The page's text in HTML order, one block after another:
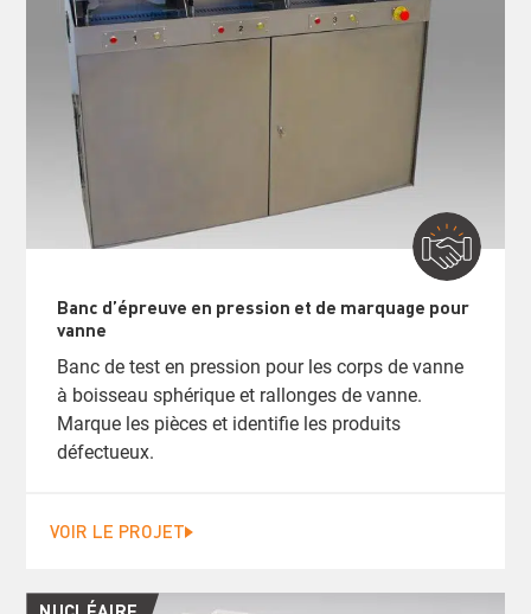
Banc d’épreuve en pression et de marquage pour
vanne
Banc de test en pression pour les corps de vanne
à boisseau sphérique et rallonges de vanne.
Marque les pièces et identifie les produits
défectueux.
VOIR LE PROJET